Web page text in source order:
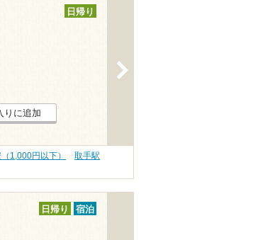
日帰り
りに追加
1,000円以下）
取手駅
日帰り 宿泊